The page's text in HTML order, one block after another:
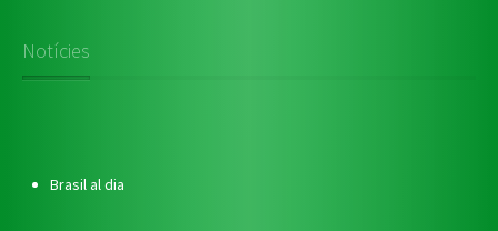
Notícies
Brasil al dia